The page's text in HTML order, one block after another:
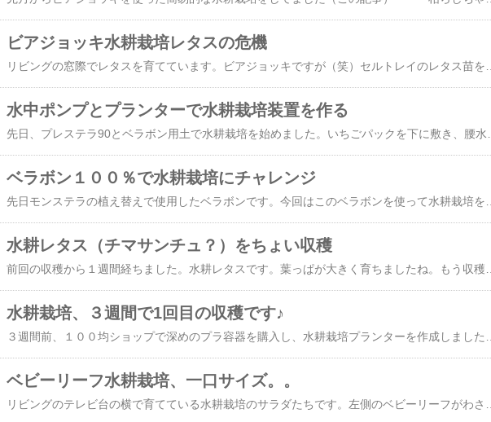
ビアジョッキ水耕栽培レタスの危機
水中ポンプとプランターで水耕栽培装置を作る
ベラボン１００％で水耕栽培にチャレンジ
水耕レタス（チマサンチュ？）をちょい収穫
水耕栽培、３週間で1回目の収穫です♪
ベビーリーフ水耕栽培、一口サイズ。。